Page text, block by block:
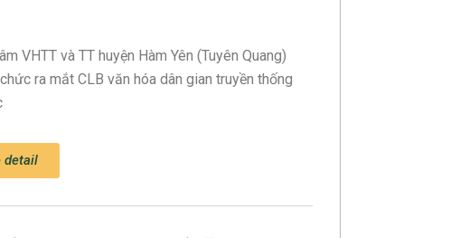
VHTT và TT huyện Hàm Yên (Tuyên Quang)
ra mắt CLB văn hóa dân gian truyền thống
detail